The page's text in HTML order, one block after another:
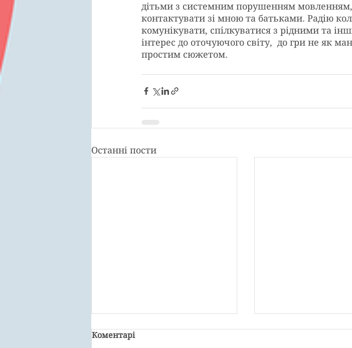
дітьми з системним порушенням
контактувати зі мною та батьками. Радію
комунікувати, спілкуватися з рідними та
інтерес до оточуючого світу,  до гри не як
простим сюжетом.
Останні пости
Коментарі